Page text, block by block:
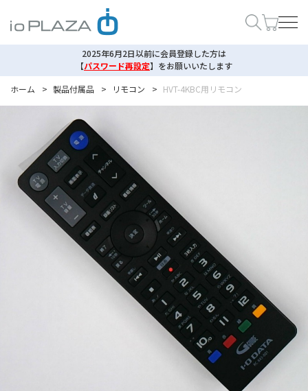
2025年6月2日以前に会員登録した方は
【パスワード再設定】 をお願いいたします
ホーム
> 製品付属品 > リモコン > HVT-4KBC用リモコン